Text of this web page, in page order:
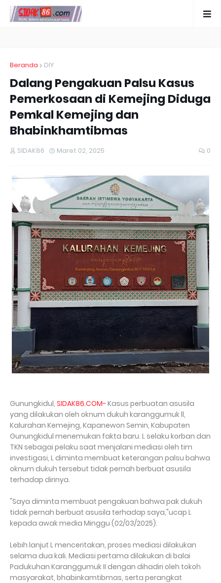
Beranda DIY
Dalang Pengakuan Palsu Kasus
Pemerkosaan di Kemejing Diduga
Pemkal Kemejing dan
Bhabinkhamtibmas
SIDAK86 Maret 02, 2025 0
Gunungkidul, SIDAK86.COM- Kasus perbuatan asusila
yang dilakukan oleh oknum dukuh karanggumuk ll,
Kalurahan Kemejing, Kapanewon Semin, Kabupaten
Gunungkidul menemukan fakta baru. L selaku korban dan
TKN sebagai pelaku saat menjalani mediasi oleh tim
investigasi, L diminta membuat keterangan palsu bahwa
oknum dukuh tersebut tidak pernah berbuat asusila
terhadap dirinya.
"Saya diminta membuat pengakuan bahwa pak dukuh
tidak pernah berbuat asusila terhadap saya,"ucap L
kepada awak media Minggu (02/03/2025).
Lebih lanjut L menceritakan, proses mediasi dilakukan
selama dua kali. Mediasi pertama dilakukan di balai
Padukuhan Karanggumuk II dengan dihadiri oleh tokoh
masyarakat, bhabinkamtibmas, serta perangkat